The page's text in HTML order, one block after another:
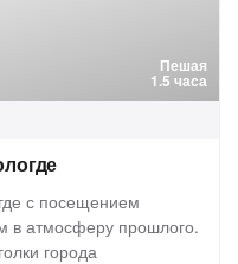
Пешая
1.5 часа
с посещением
в атмосферу прошлого.
города